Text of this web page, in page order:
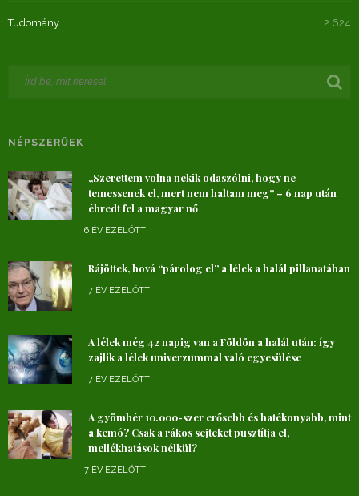
Tudomány 2 624
NÉPSZERŰEK
„Szerettem volna nekik odaszólni, hogy ne
temessenek el, mert nem haltam meg” – 6 nap után
ébredt fel a magyar nő
6 ÉV EZELŐTT
Rájöttek, hová “párolog el” a lélek a halál pillanatában
7 ÉV EZELŐTT
A lélek még 42 napig van a Földön a halál után: így
zajlik a lélek univerzummal való egyesülése
7 ÉV EZELŐTT
A gyömbér 10.000-szer erősebb és hatékonyabb, mint
a kemó? Csak a rákos sejteket pusztítja el,
mellékhatások nélkül?
7 ÉV EZELŐTT